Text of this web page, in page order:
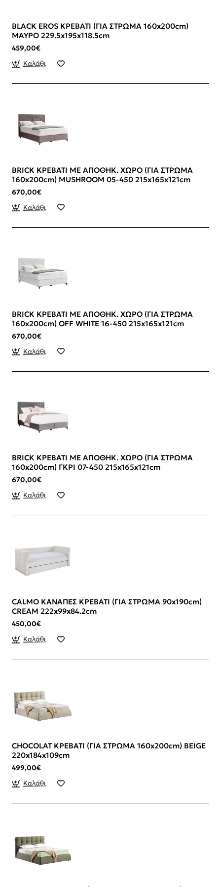
σύγχρονο χαρακτήρα.
BLACK EROS ΚΡΕΒΑΤΙ (ΓΙΑ ΣΤΡΩΜΑ 160x200cm)
ΜΑΥΡΟ 229.5x195x118.5cm
459,00€
Καλάθι
BRICK ΚΡΕΒΑΤΙ ΜΕ ΑΠΟΘΗΚ. ΧΩΡΟ (ΓΙΑ ΣΤΡΩΜΑ
160x200cm) MUSHROOM 05-450 215x165x121cm
670,00€
Καλάθι
BRICK ΚΡΕΒΑΤΙ ΜΕ ΑΠΟΘΗΚ. ΧΩΡΟ (ΓΙΑ ΣΤΡΩΜΑ
160x200cm) OFF WHITE 16-450 215x165x121cm
670,00€
Καλάθι
BRICK ΚΡΕΒΑΤΙ ΜΕ ΑΠΟΘΗΚ. ΧΩΡΟ (ΓΙΑ ΣΤΡΩΜΑ
160x200cm) ΓΚΡΙ 07-450 215x165x121cm
670,00€
Καλάθι
CALMO ΚΑΝΑΠΕΣ ΚΡΕΒΑΤΙ (ΓΙΑ ΣΤΡΩΜΑ 90x190cm)
CREAM 222x99x84.2cm
450,00€
Καλάθι
CHOCOLAT ΚΡΕΒΑΤΙ (ΓΙΑ ΣΤΡΩΜΑ 160x200cm) BEIGE
220x184x109cm
499,00€
Καλάθι